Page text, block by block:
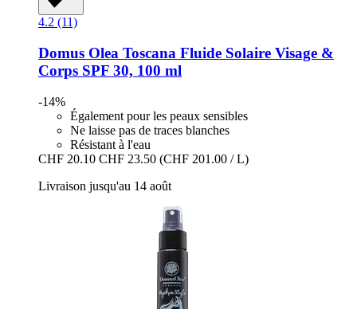
4.2 (11)
Domus Olea Toscana Fluide Solaire Visage &
Corps SPF 30, 100 ml
-14%
Également pour les peaux sensibles
Ne laisse pas de traces blanches
Résistant à l'eau
CHF 20.10 CHF 23.50 (CHF 201.00 / L)
Livraison jusqu'au 14 août